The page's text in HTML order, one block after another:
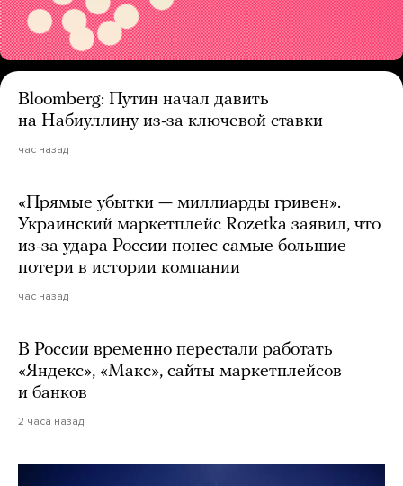
Bloomberg: Путин начал давить
на Набиуллину из-за ключевой ставки
час назад
«Прямые убытки — миллиарды гривен».
Украинский маркетплейс Rozetka заявил, что
из-за удара России понес самые большие
потери в истории компании
час назад
В России временно перестали работать
«Яндекс», «Макс», сайты маркетплейсов
и банков
2 часа назад